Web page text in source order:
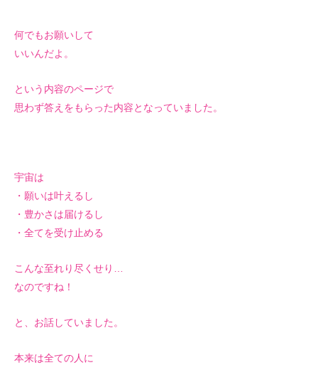
何でもお願いして
いいんだよ。
という内容のページで
思わず答えをもらった内容となっていました。
宇宙は
・願いは叶えるし
・豊かさは届けるし
・全てを受け止める
こんな至れり尽くせり…
なのですね！
と、お話していました。
本来は全ての人に